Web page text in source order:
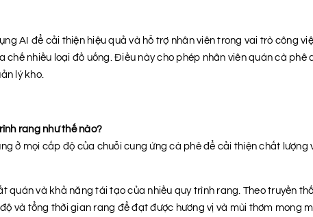
AI để cải thiện hiệu quả và hỗ trợ nhân viên trong vai trò công
chế nhiều loại đồ uống. Điều này cho phép nhân viên quán cà
lý kho.
rang như thế nào?
ở mọi cấp độ của chuỗi cung ứng cà phê để cải thiện chất
quán và khả năng tái tạo của nhiều quy trình rang. Theo truyền
và tổng thời gian rang để đạt được hương vị và mùi thơm mong